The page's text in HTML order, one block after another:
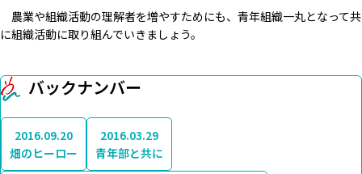
農業や組織活動の理解者を増やすためにも、青年組織一丸となって共
に組織活動に取り組んでいきましょう。
バックナンバー
2016.09.20
畑のヒーロー
2016.03.29
青年部と共に